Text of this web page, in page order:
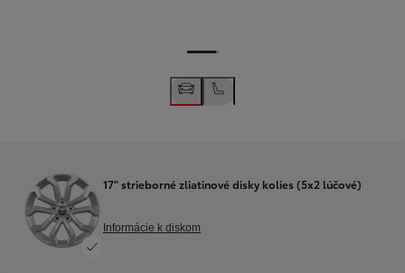
17" strieborné zliatinové disky kolies (5x2 lúčové)
Informácie k diskom